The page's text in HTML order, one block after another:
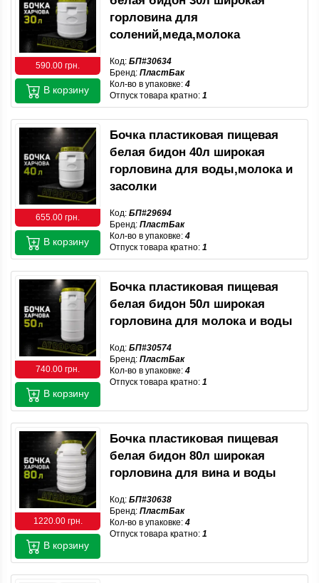
590.00 грн.
горловина для
солений,меда,молока
Код: БП#30634
Бренд: ПластБак
Кол-во в упаковке: 4
Отпуск товара кратно: 1
В корзину
655.00 грн.
Бочка пластиковая пищевая
белая бидон 40л широкая
горловина для воды,молока и
засолки
Код: БП#29694
Бренд: ПластБак
Кол-во в упаковке: 4
Отпуск товара кратно: 1
В корзину
740.00 грн.
Бочка пластиковая пищевая
белая бидон 50л широкая
горловина для молока и воды
Код: БП#30574
Бренд: ПластБак
Кол-во в упаковке: 4
Отпуск товара кратно: 1
В корзину
1220.00 грн.
Бочка пластиковая пищевая
белая бидон 80л широкая
горловина для вина и воды
Код: БП#30638
Бренд: ПластБак
Кол-во в упаковке: 4
Отпуск товара кратно: 1
В корзину